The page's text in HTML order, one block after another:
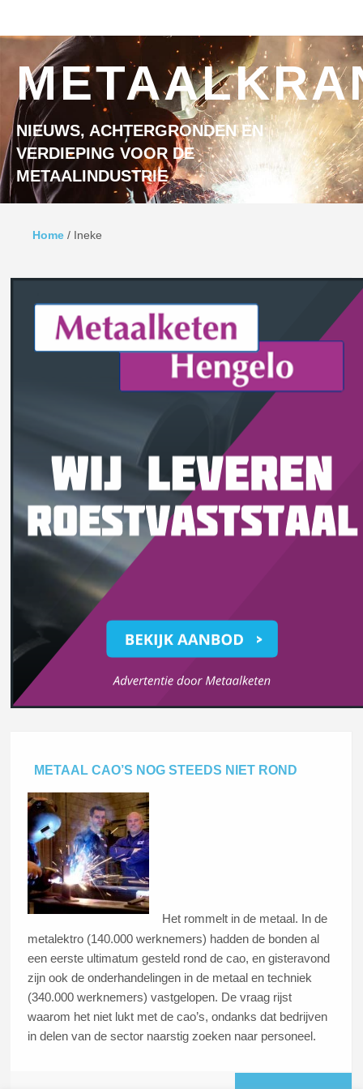
NIEUWS, ACHTERGRONDEN EN
VERDIEPING VOOR DE
METAALINDUSTRIE
Home / Ineke
METAAL CAO’S NOG STEEDS NIET ROND
Het rommelt in de metaal. In de
metalektro (140.000 werknemers) hadden de bonden al
een eerste ultimatum gesteld rond de cao, en gisteravond
zijn ook de onderhandelingen in de metaal en techniek
(340.000 werknemers) vastgelopen. De vraag rijst
waarom het niet lukt met de cao’s, ondanks dat bedrijven
in delen van de sector naarstig zoeken naar personeel.